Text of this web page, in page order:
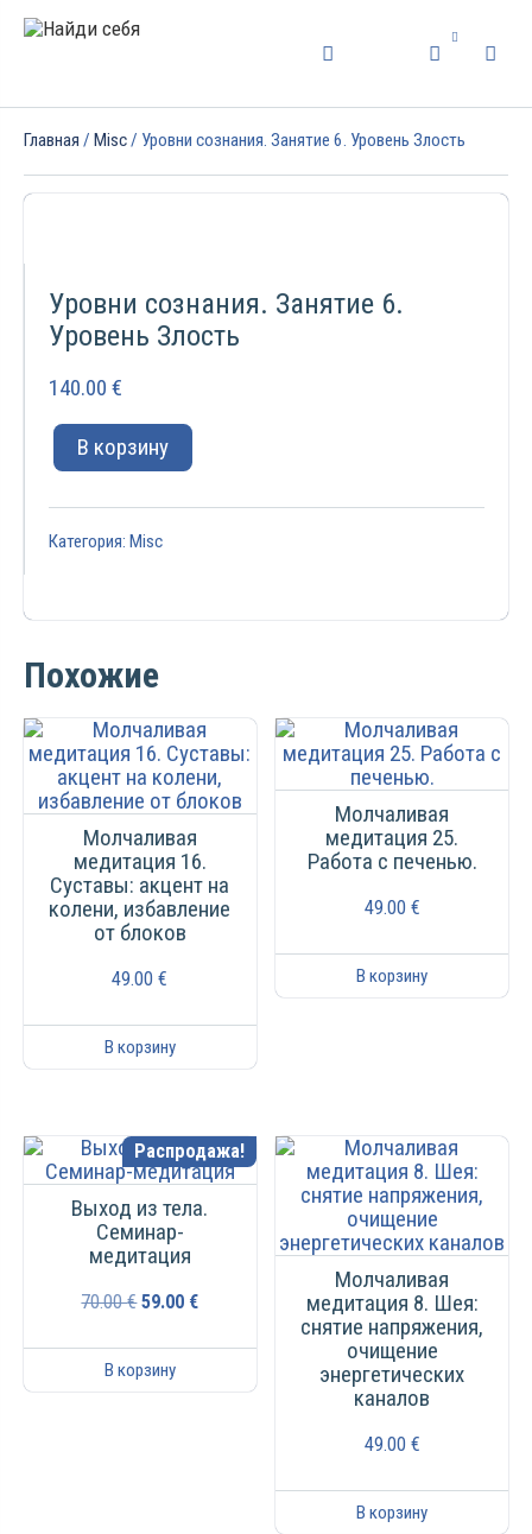
Главная / Misc/ Уровни сознания. Занятие 6. Уровень Злость
Уровни сознания. Занятие 6.
Уровень Злость
140.00 €
В корзину
Категория: Misc
Похожие
Молчаливая
медитация 16.
Суставы: акцент на
колени, избавление
от блоков
49.00€
В корзину
Молчаливая
медитация 25.
Работа с печенью.
49.00 €
В корзину
Распродажа!
Выход из тела.
Семинар-
медитация
70.00€ 59.00 €
В корзину
Молчаливая
медитация 8. Шея:
снятие напряжения,
очищение
энергетических
каналов
49.00 €
В корзину